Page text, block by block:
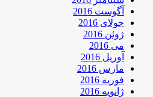
آگوست 2016
جولای 2016
ژوئن 2016
می 2016
آوریل 2016
مارس 2016
فوریه 2016
ژانویه 2016